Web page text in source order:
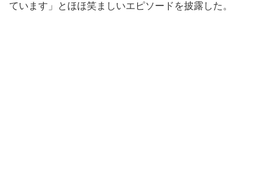
ています」とほほ笑ましいエピソードを披露した。